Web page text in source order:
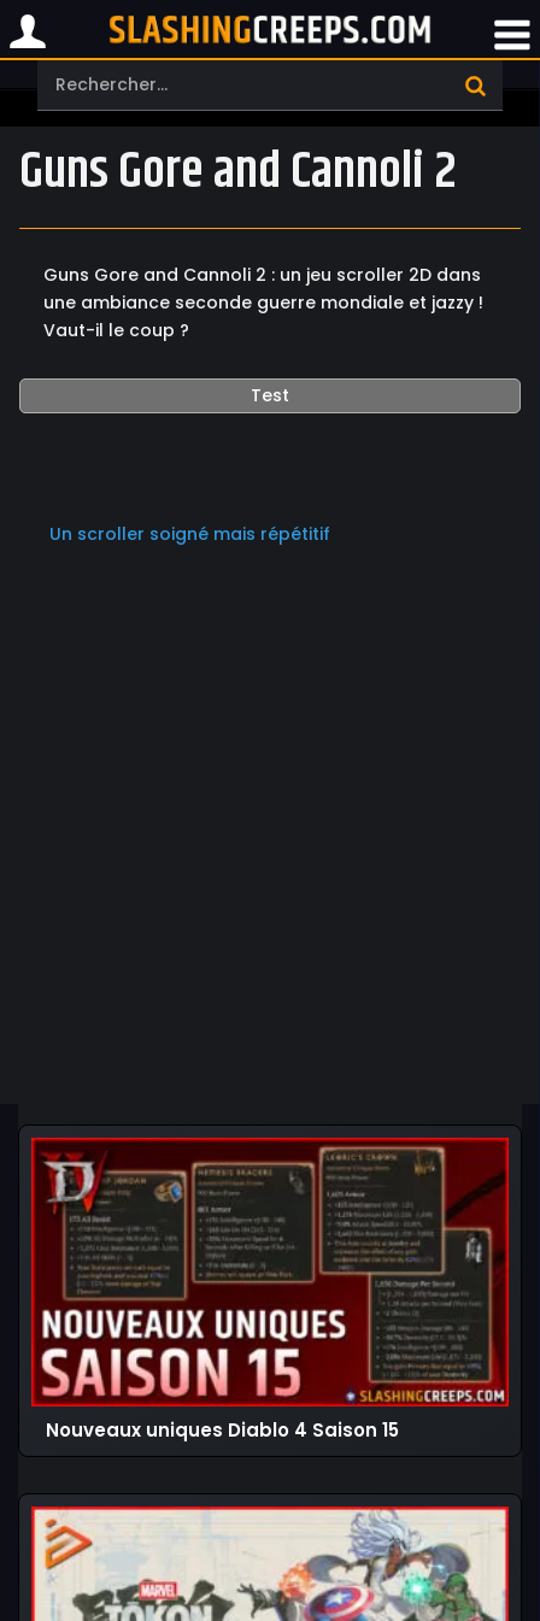
Guns Gore and Cannoli 2
Guns Gore and Cannoli 2 : un jeu scroller 2D dans
une ambiance seconde guerre mondiale et jazzy !
Vaut-il le coup ?
Test
Un scroller soigné mais répétitif
Nouveaux uniques Diablo 4 Saison 15